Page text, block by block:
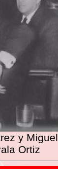
y Miguel
Ortiz